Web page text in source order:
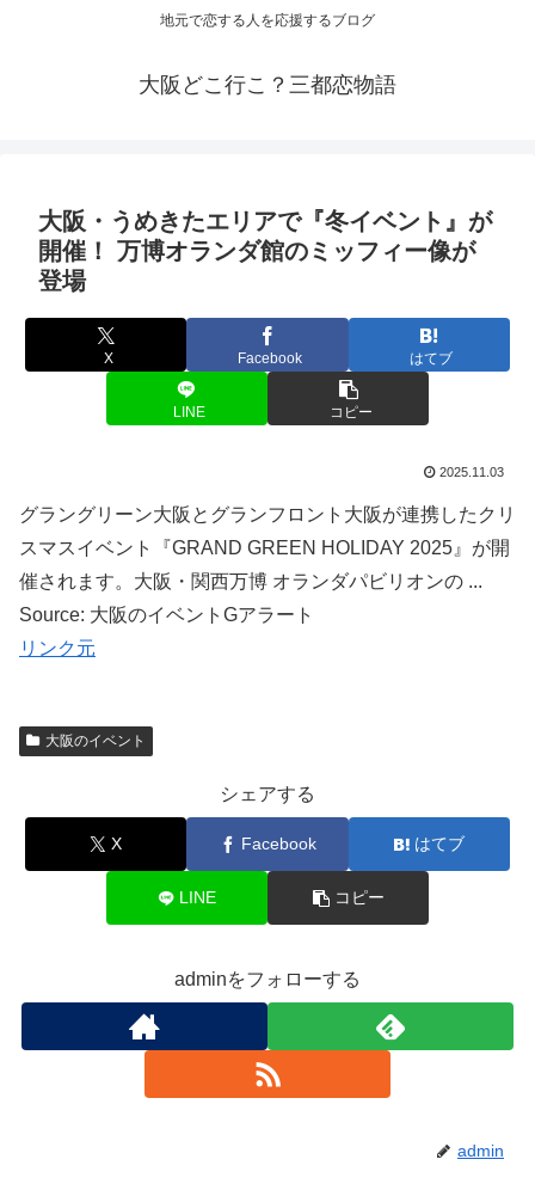
地元で恋する人を応援するブログ
大阪どこ行こ？三都恋物語
大阪 ・うめきたエリアで『冬イベント 』が
開催！ 万博オランダ館のミッフィー像が
登場
X Facebook はてブ
LINE コピー
2025.11.03
グラングリーン大阪とグランフロント大阪が連携したクリ
スマスイベント『GRAND GREEN HOLIDAY 2025』が開
催されます。大阪・関西万博 オランダパビリオンの ...
Source: 大阪のイベントGアラート
リンク元
大阪のイベント
シェアする
X Facebook はてブ
LINE コピー
adminをフォローする
admin